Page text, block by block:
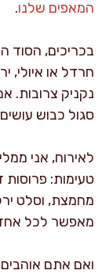
המאפים שלנו.
בכריכים, הסוד
חרדל או איולי,
נקניק צרובות.
סגול כבוש
לאירוח, אני
טעימות: פרוסות
מחמצת, וסלט
מאפשר לכל
ואם אתם